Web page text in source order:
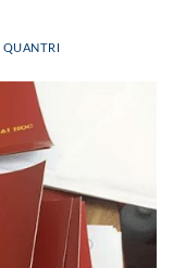
QUANTRI